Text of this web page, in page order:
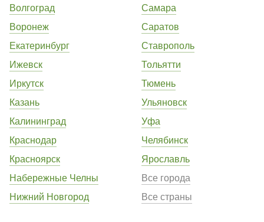
Волгоград
Воронеж
Екатеринбург
Ижевск
Иркутск
Казань
Калининград
Краснодар
Красноярск
Набережные Челны
Нижний Новгород
Самара
Саратов
Ставрополь
Тольятти
Тюмень
Ульяновск
Уфа
Челябинск
Ярославль
Все города
Все страны